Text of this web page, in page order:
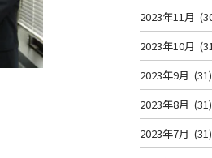
2023年11月
2023年10月
2023年9月 (31)
2023年8月 (31)
2023年7月 (31)